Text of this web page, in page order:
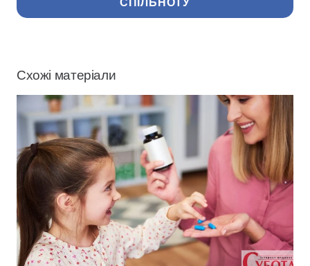
СПІЛЬНОТУ
Схожі матеріали